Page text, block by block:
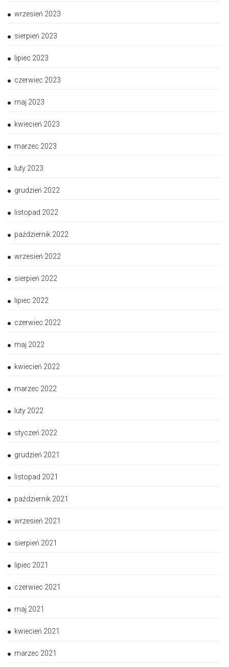
wrzesień 2023
sierpień 2023
lipiec 2023
czerwiec 2023
maj 2023
kwiecień 2023
marzec 2023
luty 2023
grudzień 2022
listopad 2022
październik 2022
wrzesień 2022
sierpień 2022
lipiec 2022
czerwiec 2022
maj 2022
kwiecień 2022
marzec 2022
luty 2022
styczeń 2022
grudzień 2021
listopad 2021
październik 2021
wrzesień 2021
sierpień 2021
lipiec 2021
czerwiec 2021
maj 2021
kwiecień 2021
marzec 2021